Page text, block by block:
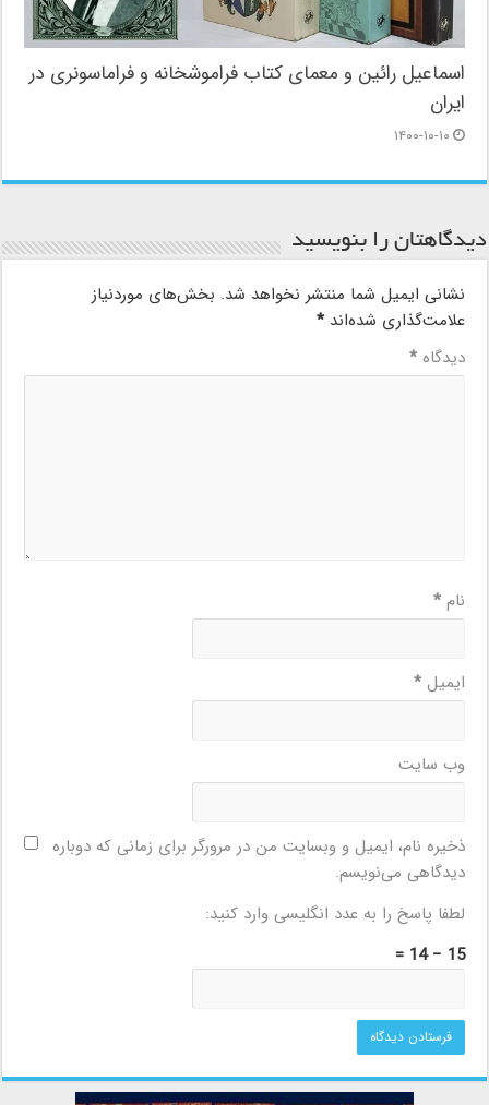
اسماعیل رائین و معمای کتاب فراموشخانه و فراماسونری در
ایران
۱۴۰۰-۱۰-۱۰
دیدگاهتان را بنویسید
نشانی ایمیل شما منتشر نخواهد شد. بخش‌های موردنیاز
علامت‌گذاری شده‌اند*
دیدگاه*
نام*
ایمیل*
وب‌ سایت
ذخیره نام، ایمیل و وبسایت من در مرورگر برای زمانی که دوباره
دیدگاهی می‌نویسم.
لطفا پاسخ را به عدد انگلیسی وارد کنید:
15 − 14 =